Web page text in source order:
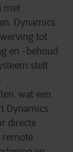
met
Dynamics
tot
en -behoud
stelt
wat een
Dynamics
directe
remote